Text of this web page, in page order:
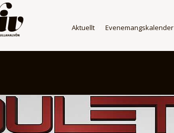
Aktuellt Evenemangskalender